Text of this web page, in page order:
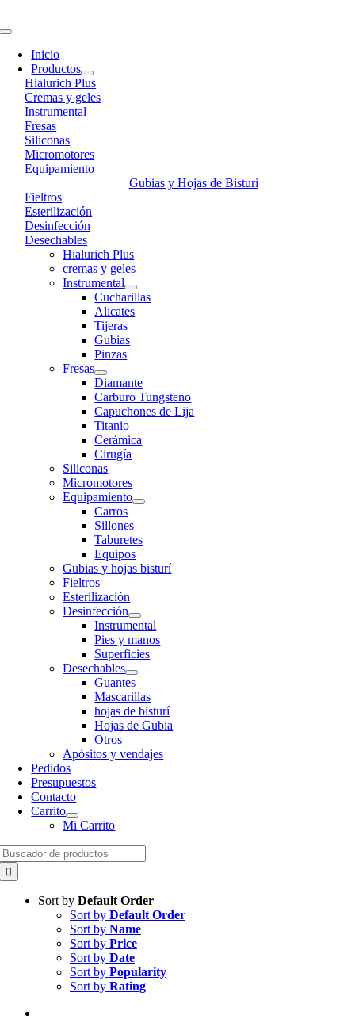
to
Toggle
Navigation
Inicio
Productos
Hialurich Plus
Cremas y geles
Instrumental
Fresas
Siliconas
Micromotores
Equipamiento
Gubias y Hojas de Bisturí
Fieltros
Esterilización
Desinfección
Desechables
Hialurich Plus
cremas y geles
Instrumental
Cucharillas
Alicates
Tijeras
Gubias
Pinzas
Fresas
Diamante
Carburo Tungsteno
Capuchones de Lija
Titanio
Cerámica
Cirugía
Siliconas
Micromotores
Equipamiento
Carros
Sillones
Taburetes
Equipos
Gubias y hojas bisturí
Fieltros
Esterilización
Desinfección
Instrumental
Pies y manos
Superficies
Desechables
Guantes
Mascarillas
hojas de bisturí
Hojas de Gubia
Otros
Apósitos y vendajes
Pedidos
Presupuestos
Contacto
Carrito
Mi Carrito
Sort by Default Order
Sort by Default Order
Sort by Name
Sort by Price
Sort by Date
Sort by Popularity
Sort by Rating